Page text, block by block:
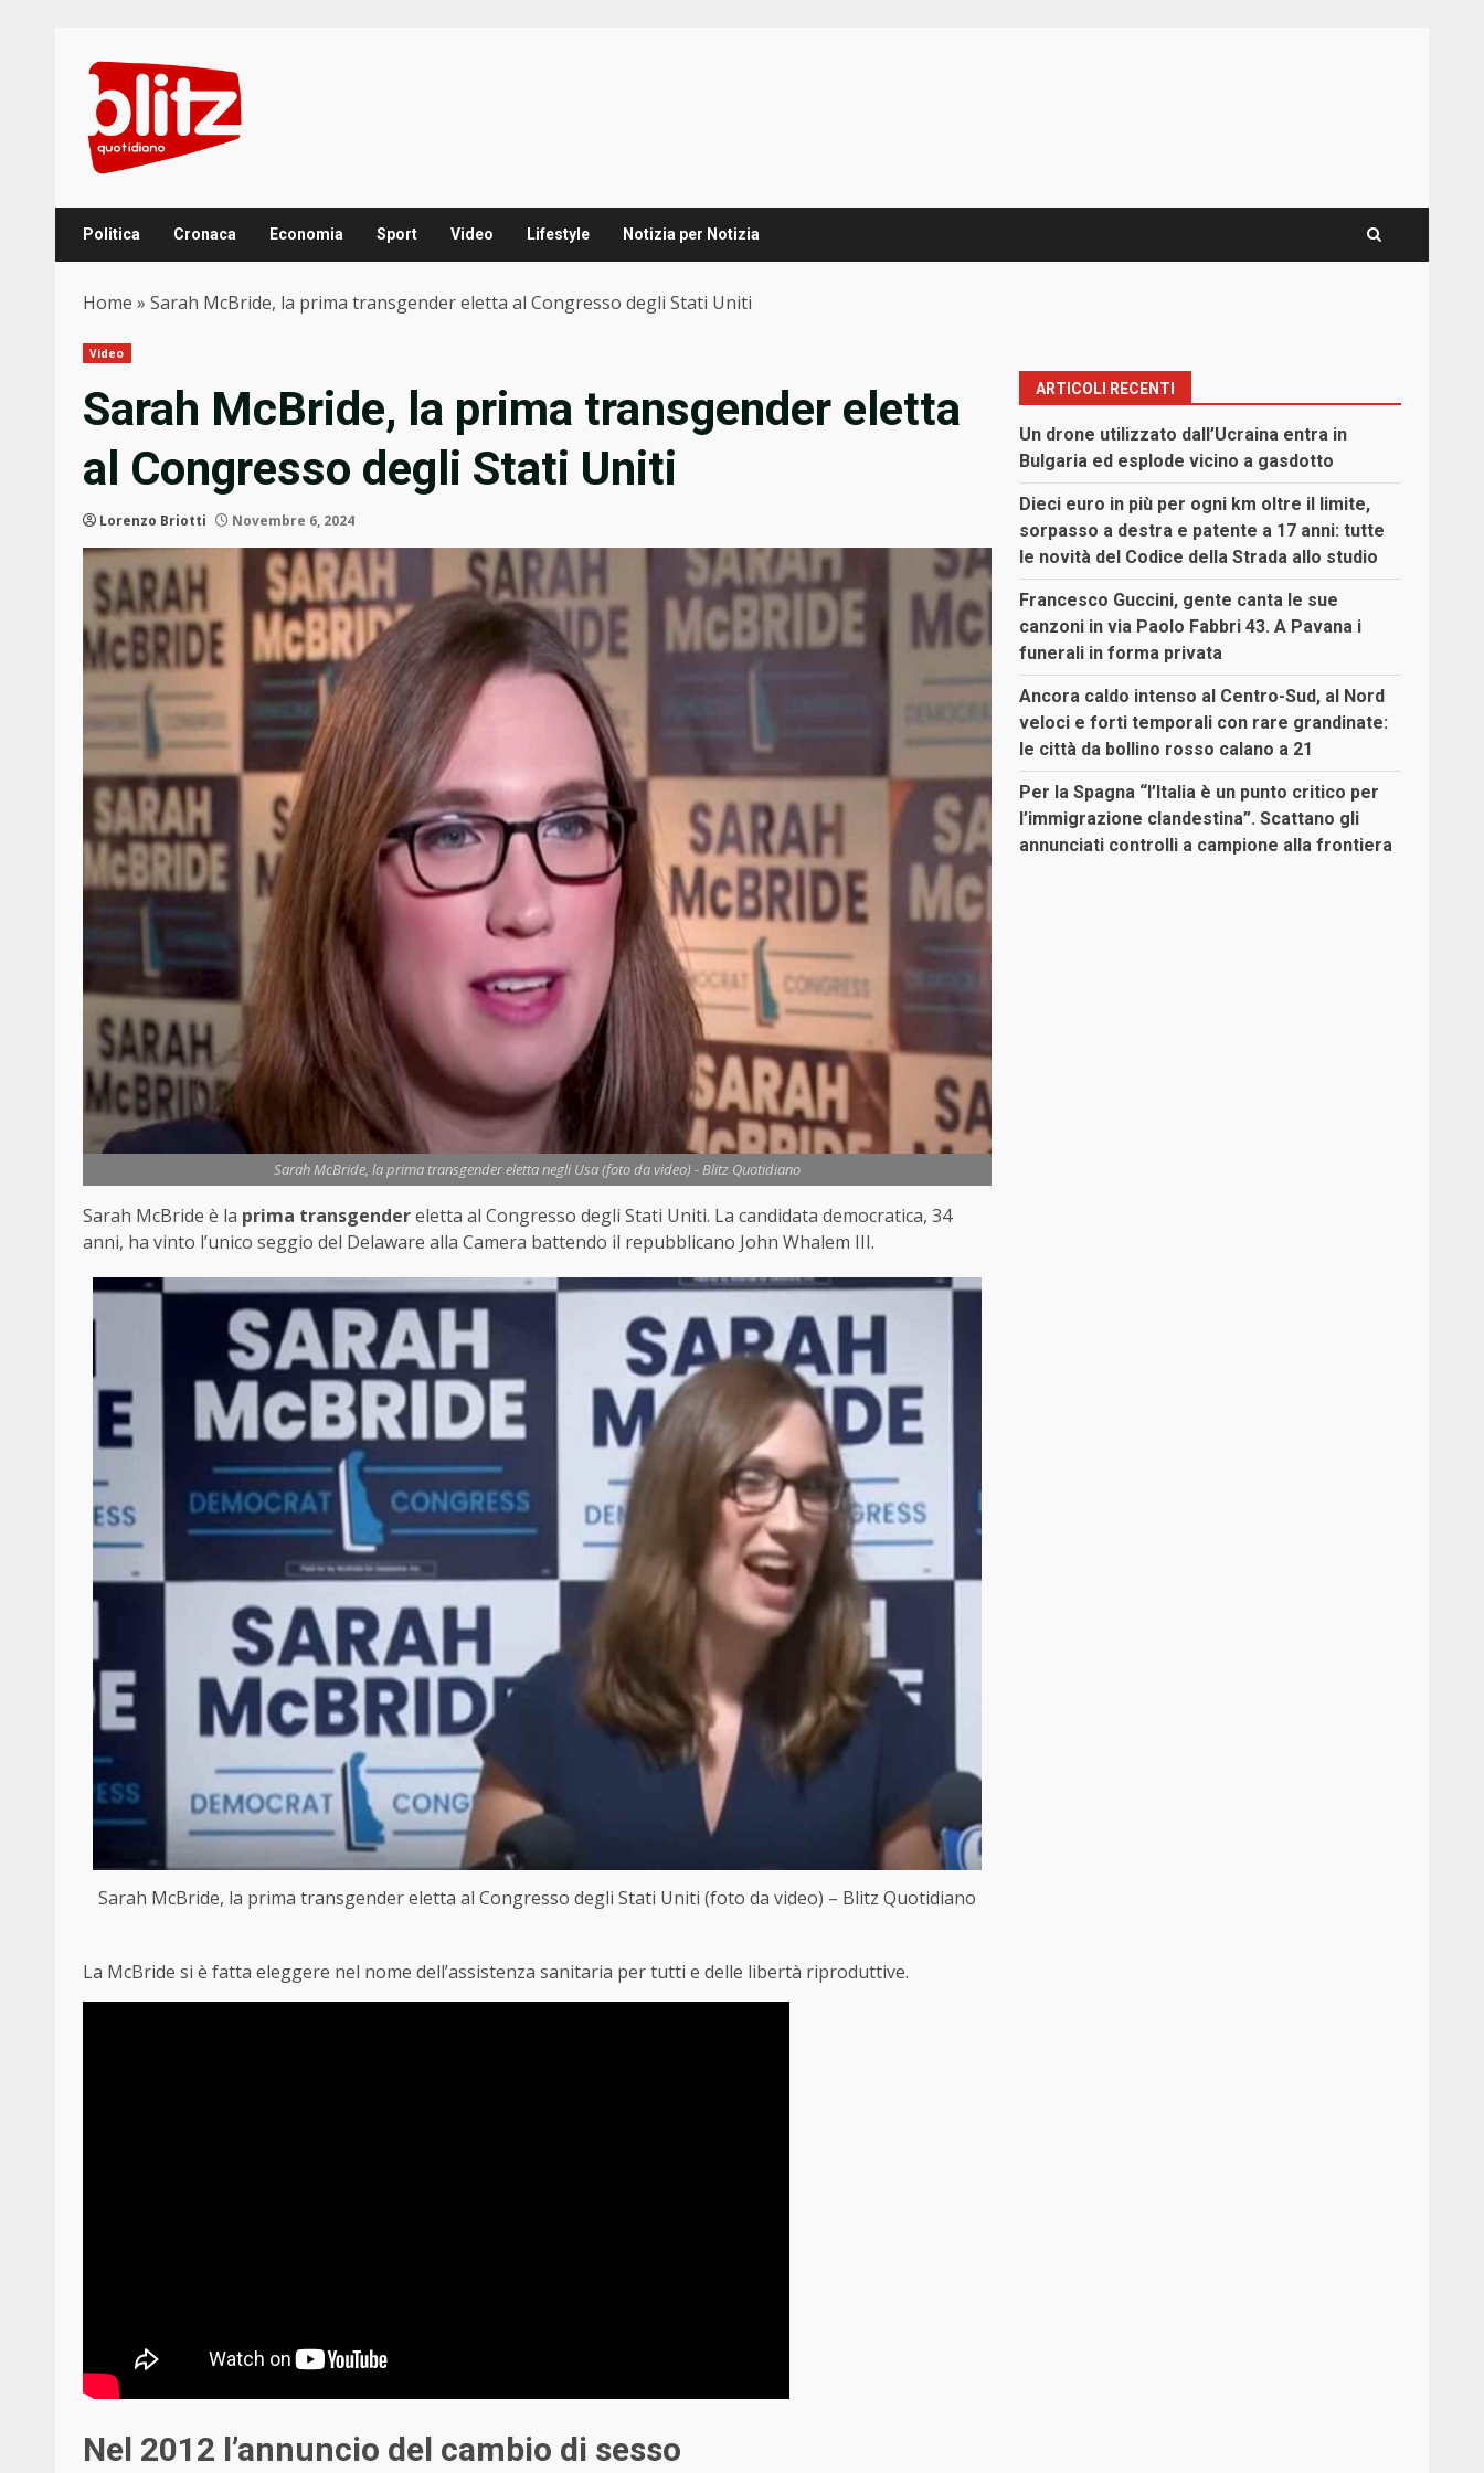
content
Politica Cronaca Economia Sport Video Lifestyle Notizia per Notizia
Home » Sarah McBride, la prima transgender eletta al Congresso degli Stati Uniti
Video
Sarah McBride, la prima transgender eletta
al Congresso degli Stati Uniti
Lorenzo Briotti Novembre 6, 2024
Sarah McBride, la prima transgender eletta negli Usa (foto da video) - Blitz Quotidiano
Sarah McBride è la prima transgendereletta al Congresso degli Stati Uniti. La candidata democratica, 34
anni, ha vinto l’unico seggio del Delaware alla Camera battendo il repubblicano John Whalem III.
Sarah McBride, la prima transgender eletta al Congresso degli Stati Uniti (foto da video) – Blitz Quotidiano
La McBride si è fatta eleggere nel nome dell’assistenza sanitaria per tutti e delle libertà riproduttive.
Nel 2012 l’annuncio del cambio di sesso
ARTICOLI RECENTI
Un drone utilizzato dall’Ucraina entra in
Bulgaria ed esplode vicino a gasdotto
Dieci euro in più per ogni km oltre il limite,
sorpasso a destra e patente a 17 anni: tutte
le novità del Codice della Strada allo studio
Francesco Guccini, gente canta le sue
canzoni in via Paolo Fabbri 43. A Pavana i
funerali in forma privata
Ancora caldo intenso al Centro-Sud, al Nord
veloci e forti temporali con rare grandinate:
le città da bollino rosso calano a 21
Per la Spagna “l’Italia è un punto critico per
l’immigrazione clandestina”. Scattano gli
annunciati controlli a campione alla frontiera